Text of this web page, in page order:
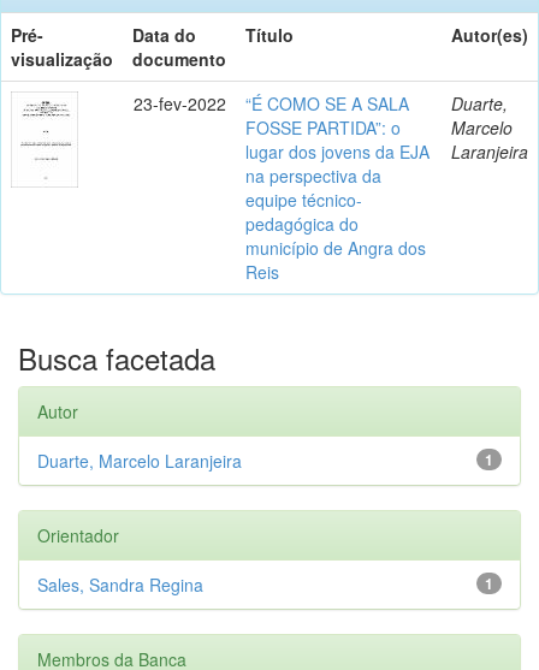
Pré-
visualização
Data do
documento
Título Autor(es)
23-fev-2022
“É COMO SE A SALA
FOSSE PARTIDA”: o
lugar dos jovens da EJA
na perspectiva da
equipe técnico-
pedagógica do
município de Angra dos
Reis
Duarte,
Marcelo
Laranjeira
Busca facetada
Autor
1
Duarte, Marcelo Laranjeira
Orientador
1
Sales, Sandra Regina
Membros da Banca